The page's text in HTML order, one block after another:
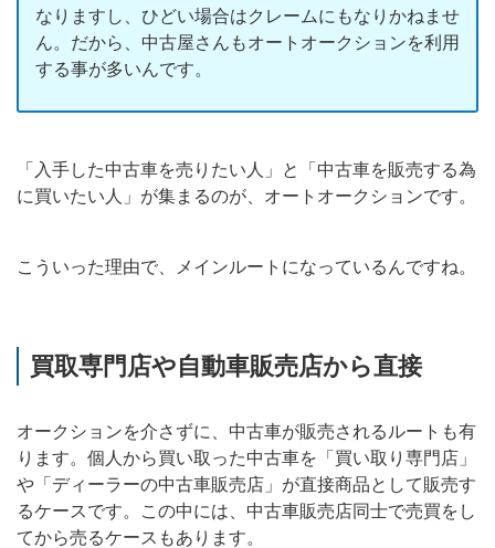
なりますし、ひどい場合はクレームにもなりかねませ
ん。だから、中古屋さんもオートオークションを利用
する事が多いんです。
「入手した中古車を売りたい人」と「中古車を販売する為
に買いたい人」が集まるのが、オートオークションです。
こういった理由で、メインルートになっているんですね。
買取専門店や自動車販売店から直接
オークションを介さずに、中古車が販売されるルートも有
ります。個人から買い取った中古車を「買い取り専門店」
や「ディーラーの中古車販売店」が直接商品として販売す
るケースです。この中には、中古車販売店同士で売買をし
てから売るケースもあります。